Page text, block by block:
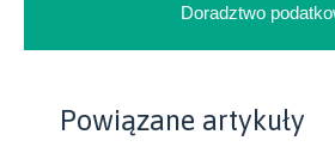
Doradztwo
Powiązane artykuły